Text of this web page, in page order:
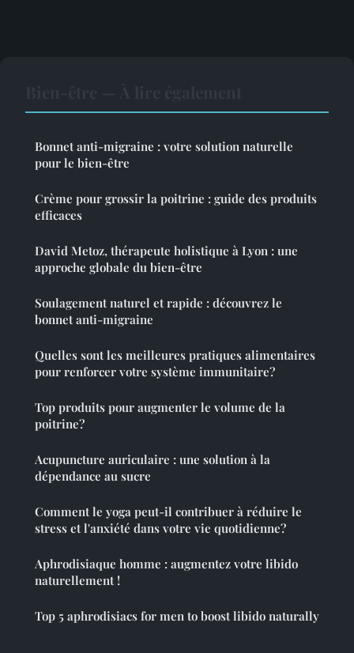
Bonnet anti-migraine : votre solution naturelle
pour le bien-être
Crème pour grossir la poitrine : guide des produits
efficaces
David Metoz, thérapeute holistique à Lyon : une
approche globale du bien-être
Soulagement naturel et rapide : découvrez le
bonnet anti-migraine
Quelles sont les meilleures pratiques alimentaires
pour renforcer votre système immunitaire?
Top produits pour augmenter le volume de la
poitrine?
Acupuncture auriculaire : une solution à la
dépendance au sucre
Comment le yoga peut-il contribuer à réduire le
stress et l'anxiété dans votre vie quotidienne?
Aphrodisiaque homme : augmentez votre libido
naturellement !
Top 5 aphrodisiacs for men to boost libido naturally